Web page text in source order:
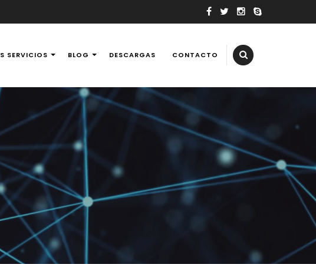
reparación televisores, tv, reballing laptops y consolas de videojuegos,
SERVICIOS BLOG DESCARGAS CONTACTO